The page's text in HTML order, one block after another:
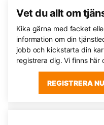
Vet du allt om
Kika gärna med facket
information om din
jobb och kickstarta din
registrera dig. Vi finns här
REGISTRERA NU